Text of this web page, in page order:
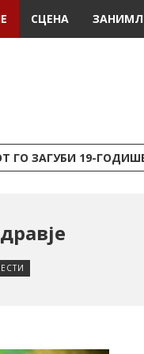
СЦЕНА
ГО ЗАГУБИ 19-